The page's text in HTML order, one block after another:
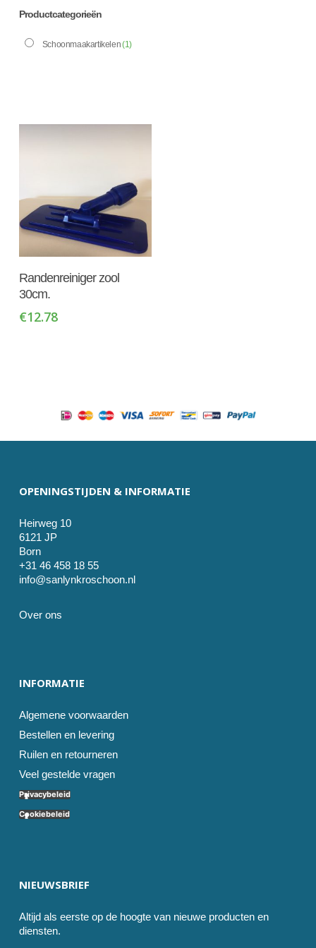
Productcategorieën
Schoonmaakartikelen(1)
Toevoegen Aan
Winkelwagen
Randenreiniger zool
30cm.
€12.78
OPENINGSTIJDEN & INFORMATIE
Heirweg 10
6121 JP
Born
+31 46 458 18 55
info@sanlynkroschoon.nl
Over ons
INFORMATIE
Algemene voorwaarden
Bestellen en levering
Ruilen en retourneren
Veel gestelde vragen
Privacybeleid
Cookiebeleid
NIEUWSBRIEF
Altijd als eerste op de hoogte van nieuwe producten en
diensten.